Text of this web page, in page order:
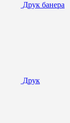
Друк банера
Друк